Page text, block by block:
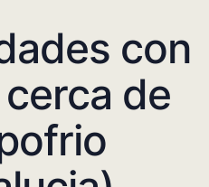
con
de